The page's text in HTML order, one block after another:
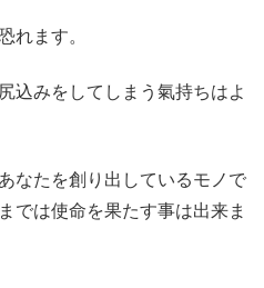
れます。
込みをしてしまう氣持ちはよ
なたを創り出しているモノで
では使命を果たす事は出来ま